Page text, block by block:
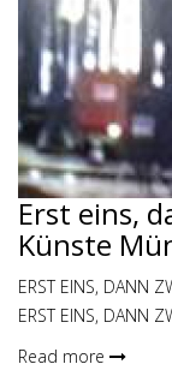
Erst eins,
Künste
ERST EINS, DANN
ERST EINS, DANN
Read more